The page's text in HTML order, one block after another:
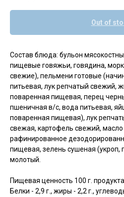
Out of
Состав блюда: бульон
пищевые говяжьи, говядина,
свежие), пельмени готовые
питьевая, лук репчатый свежий,
поваренная пищевая, перец
пшеничная в/с, вода питьевая,
поваренная пищевая), лук
свежая, картофель свежий,
рафинированное
пищевая, зелень сушеная (укроп,
молотый.
Пищевая ценность 100 г.
Белки - 2,9 г., жиры - 2,2 г.,